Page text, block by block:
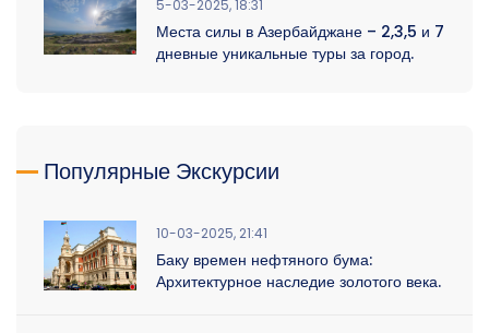
5-03-2025, 18:31
Места силы в Азербайджане – 2,3,5 и 7
дневные уникальные туры за город.
Популярные Экскурсии
10-03-2025, 21:41
Баку времен нефтяного бума:
Архитектурное наследие золотого века.